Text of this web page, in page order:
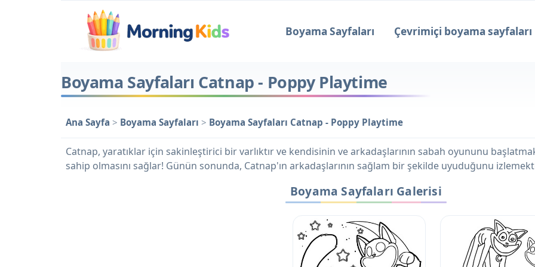
Boyama Sayfaları Çevrimiçi boyama sayfaları
Boyama Sayfaları Catnap - Poppy Playtime
Ana Sayfa > Boyama Sayfaları > Boyama Sayfaları Catnap - Poppy Playtime
Catnap, yaratıklar için sakinleştirici bir varlıktır ve kendisinin ve arkadaşlarının sabah oyununu
sahip olmasını sağlar! Günün sonunda, Catnap'ın arkadaşlarının sağlam bir şekilde uyuduğunu
Boyama Sayfaları Galerisi